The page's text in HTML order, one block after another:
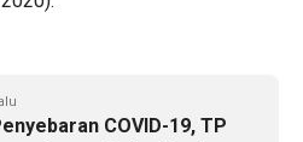
COVID-19, TP